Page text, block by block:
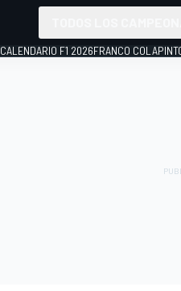
CALENDARIO F1 2026FRANCO